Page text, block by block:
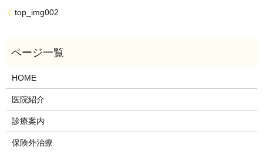
top_img002
HOME
医院紹介
診療案内
保険外治療